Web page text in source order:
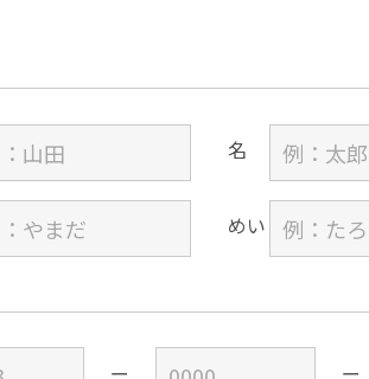
名
めい